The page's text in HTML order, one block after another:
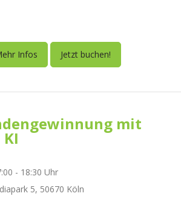
Infos Jetzt buchen!
mit
- 18:30 Uhr
5, 50670 Köln